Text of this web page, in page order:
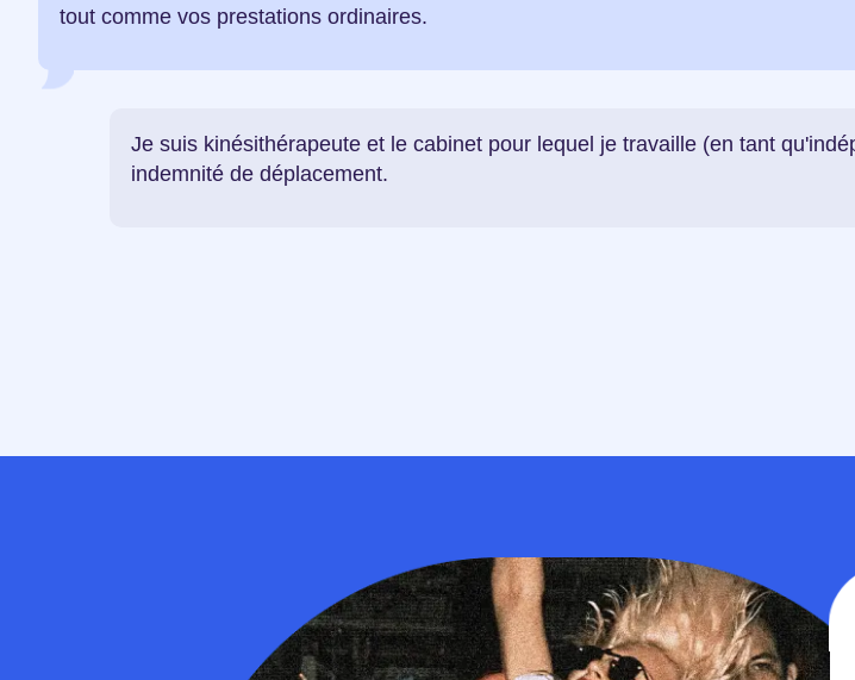
tout comme vos prestations ordinaires.
Je suis kinésithérapeute et le cabinet pour lequel je travaille (en tant
indemnité de déplacement.